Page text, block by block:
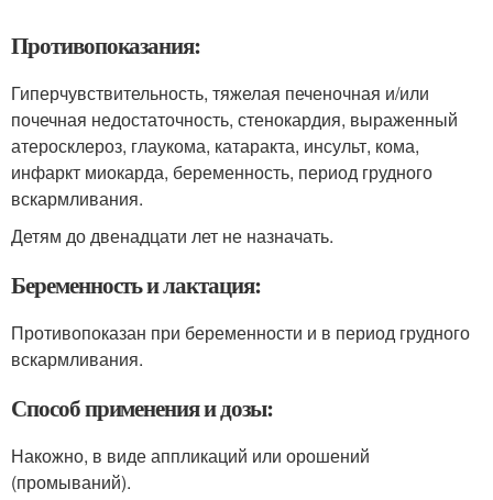
Противопоказания:
Гиперчувствительность, тяжелая печеночная и/или
почечная недостаточность, стенокардия, выраженный
атеросклероз, глаукома, катаракта, инсульт, кома,
инфаркт миокарда, беременность, период грудного
вскармливания.
Детям до двенадцати лет не назначать.
Беременность и лактация:
Противопоказан при беременности и в период грудного
вскармливания.
Способ применения и дозы:
Накожно, в виде аппликаций или орошений
(промываний).